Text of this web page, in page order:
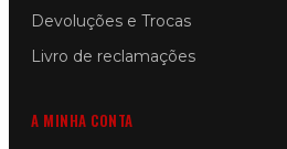
Devoluções e Trocas
Livro de reclamações
A MINHA CONTA